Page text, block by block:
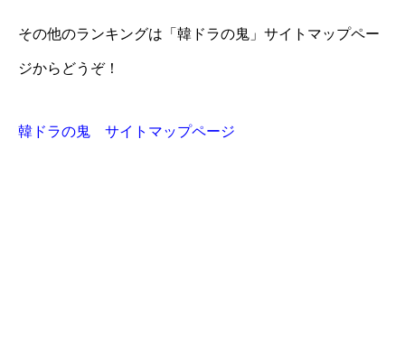
その他のランキングは「韓ドラの鬼」サイトマップペー
ジからどうぞ！
韓ドラの鬼 サイトマップページ